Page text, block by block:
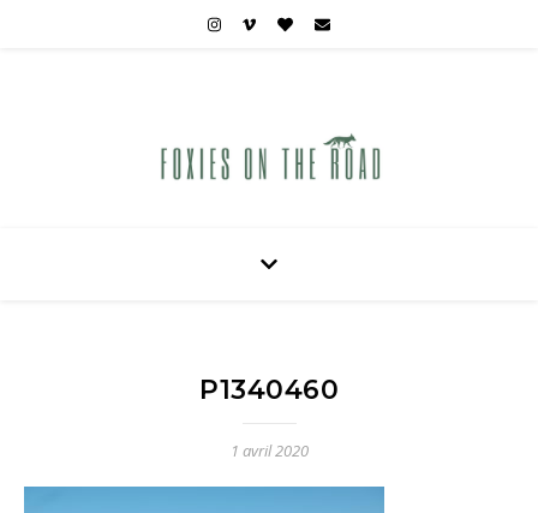
P1340460
1 avril 2020